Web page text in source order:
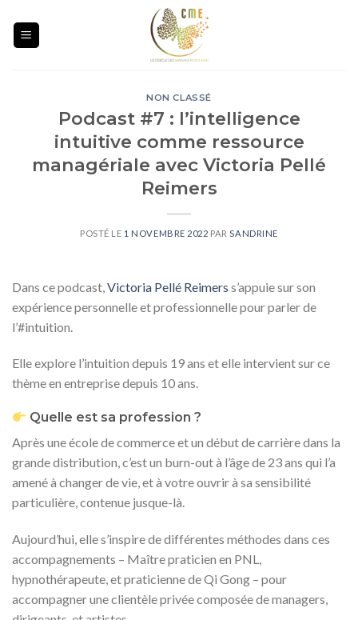
content
NON CLASSÉ
Podcast #7 : l’intelligence
intuitive comme ressource
managériale avec Victoria Pellé
Reimers
POSTÉ LE 1 NOVEMBRE 2022 PAR SANDRINE
Dans ce podcast, Victoria Pellé Reimers s’appuie sur son
expérience personnelle et professionnelle pour parler de
l’#intuition.
Elle explore l’intuition depuis 19 ans et elle intervient sur ce
thème en entreprise depuis 10 ans.
Quelle est sa profession ?
Après une école de commerce et un début de carrière dans la
grande distribution, c’est un burn-out à l’âge de 23 ans qui l’a
amené à changer de vie, et à votre ouvrir à sa sensibilité
particulière, contenue jusque-là.
Aujourd’hui, elle s’inspire de différentes méthodes dans ces
accompagnements – Maître praticien en PNL,
hypnothérapeute, et praticienne de Qi Gong – pour
accompagner une clientèle privée composée de managers,